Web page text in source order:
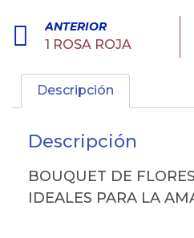
ANTERIOR
1 ROSA ROJA
Descripción
Descripción
BOUQUET DE
IDEALES PARA LA